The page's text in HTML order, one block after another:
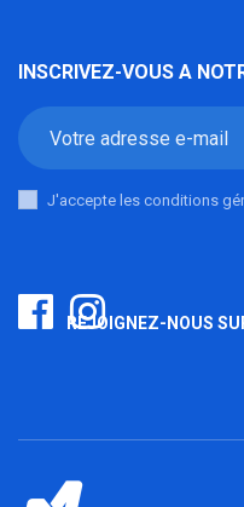
INSCRIVEZ-VOUS A
J'accepte les conditions
REJOIGNEZ-NOUS